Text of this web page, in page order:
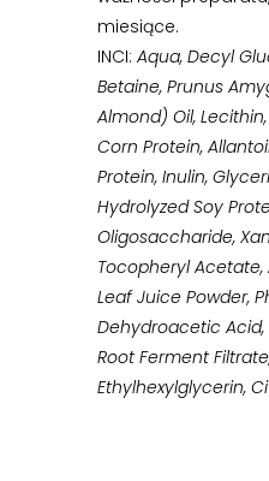
miesiące.
INCI: Aqua, Decyl
Betaine, Prunus
Almond) Oil,
Corn Protein,
Protein, Inulin,
Hydrolyzed Soy
Oligosaccharide,
Tocopheryl Acetate,
Leaf Juice Powder,
Dehydroacetic
Root Ferment
Ethylhexylglycerin,